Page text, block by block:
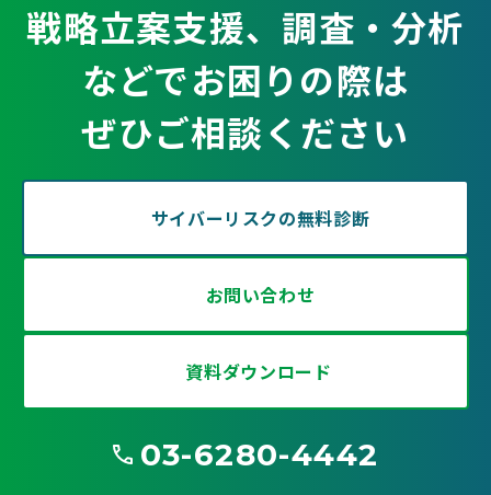
戦略立案支援、調査・分析
などでお困りの際は
ぜひご相談ください
サイバーリスクの無料診断
お問い合わせ
資料ダウンロード
03-6280-4442